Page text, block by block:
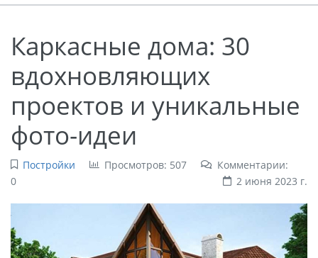
Каркасные дома: 30
вдохновляющих
проектов и уникальные
фото-идеи
Постройки Просмотров: 507
Комментарии:
0
2 июня 2023 г.